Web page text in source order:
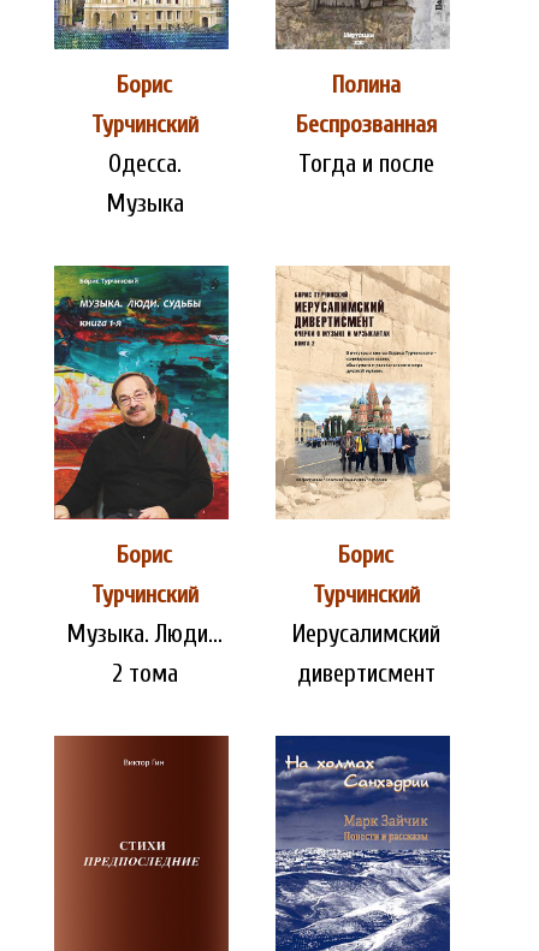
Борис
Турчинский
Одесса.
Музыка
Полина
Беспрозванная
Тогда и после
Борис
Турчинский
Музыка. Люди…
2 тома
Борис
Турчинский
Иерусалимский
дивертисмент